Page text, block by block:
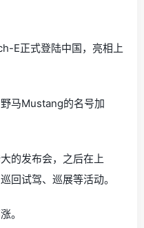
E正式登陆中国，亮相上
马Mustang的名号加
的发布会，之后在上
回试驾、巡展等活动。
。